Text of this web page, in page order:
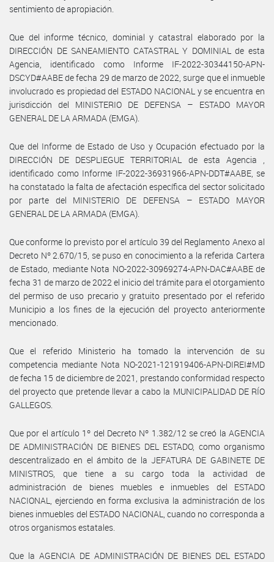
sentimiento de apropiación.
Que del informe técnico, dominial y catastral elaborado por la
DIRECCIÓN DE SANEAMIENTO CATASTRAL Y DOMINIAL de esta
Agencia, identificado como Informe IF-2022-30344150-APN-
DSCYD#AABE de fecha 29 de marzo de 2022, surge que el inmueble
involucrado es propiedad del ESTADO NACIONAL y se encuentra en
jurisdicción del MINISTERIO DE DEFENSA – ESTADO MAYOR
GENERAL DE LA ARMADA (EMGA).
Que del Informe de Estado de Uso y Ocupación efectuado por la
DIRECCIÓN DE DESPLIEGUE TERRITORIAL de esta Agencia ,
identificado como Informe IF-2022-36931966-APN-DDT#AABE, se
ha constatado la falta de afectación específica del sector solicitado
por parte del MINISTERIO DE DEFENSA – ESTADO MAYOR
GENERAL DE LA ARMADA (EMGA).
Que conforme lo previsto por el artículo 39 del Reglamento Anexo al
Decreto Nº 2.670/15, se puso en conocimiento a la referida Cartera
de Estado, mediante Nota NO-2022-30969274-APN-DAC#AABE de
fecha 31 de marzo de 2022 el inicio del trámite para el otorgamiento
del permiso de uso precario y gratuito presentado por el referido
Municipio a los fines de la ejecución del proyecto anteriormente
mencionado.
Que el referido Ministerio ha tomado la intervención de su
competencia mediante Nota NO-2021-121919406-APN-DIREI#MD
de fecha 15 de diciembre de 2021, prestando conformidad respecto
del proyecto que pretende llevar a cabo la MUNICIPALIDAD DE RÍO
GALLEGOS.
Que por el artículo 1º del Decreto Nº 1.382/12 se creó la AGENCIA
DE ADMINISTRACIÓN DE BIENES DEL ESTADO, como organismo
descentralizado en el ámbito de la JEFATURA DE GABINETE DE
MINISTROS, que tiene a su cargo toda la actividad de
administración de bienes muebles e inmuebles del ESTADO
NACIONAL, ejerciendo en forma exclusiva la administración de los
bienes inmuebles del ESTADO NACIONAL, cuando no corresponda a
otros organismos estatales.
Que la AGENCIA DE ADMINISTRACIÓN DE BIENES DEL ESTADO